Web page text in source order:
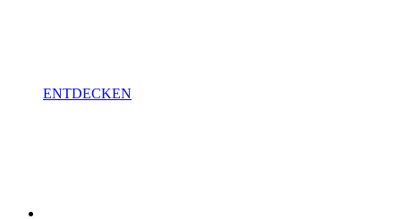
ENTDECKEN